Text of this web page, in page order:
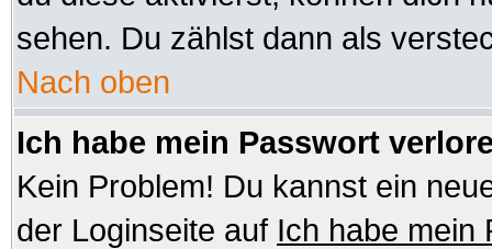
sehen. Du zählst dann als
Nach oben
Ich habe mein Passwort
Kein Problem! Du kannst ein
der Loginseite auf Ich habe mein